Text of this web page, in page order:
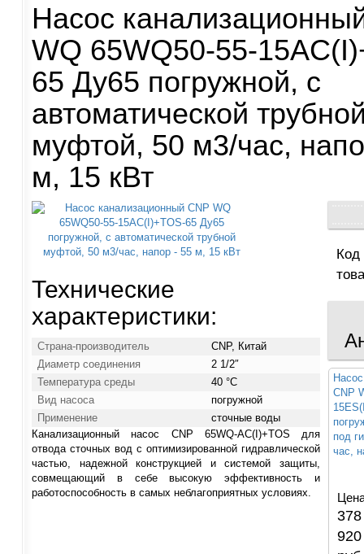
Насос
WQ 65WQ50-55-
65 Ду65 погружной, с
автоматической
муфтой, 50 м3/час,
м, 15 кВт
Технические
характеристики:
Страна-производитель
CNP, Китай
Диаметр соединения
2 1/2″
Температура среды
40 °С
Вид насоса
погружной
Применение
сточные воды
Канализационный насос CNP 65WQ-AC(I)+TOS для
отвода сточных вод с оптимизированной гидравлической
частью, надежной конструкцией и системой защиты,
совмещающий в себе высокую эффективность и
работоспособность в самых неблагоприятных условиях.
Код
CNP
под
час,
378
920